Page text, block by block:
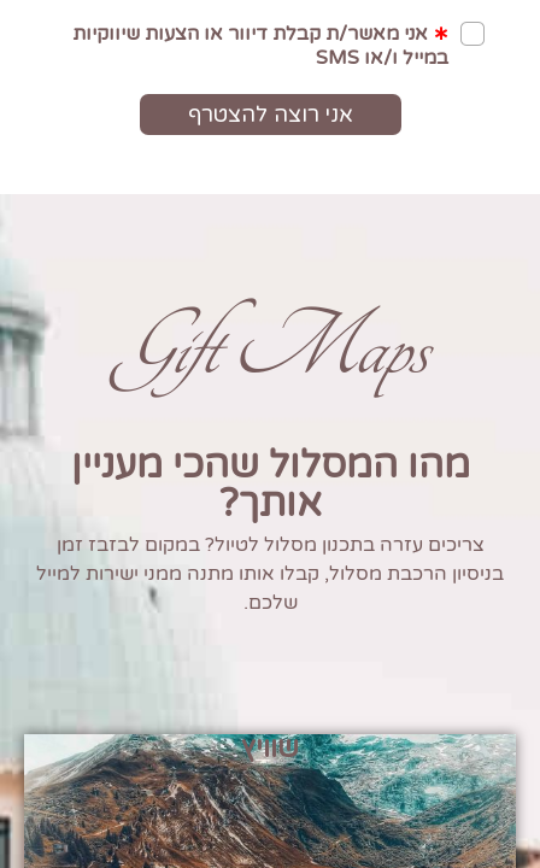
Gift Maps
מהו המסלול שהכי מעניין
אותך?
צריכים עזרה בתכנון מסלול לטיול? במקום לבזבז זמן
בניסיון הרכבת מסלול, קבלו אותו מתנה ממני ישירות למייל
שלכם.
שוויץ